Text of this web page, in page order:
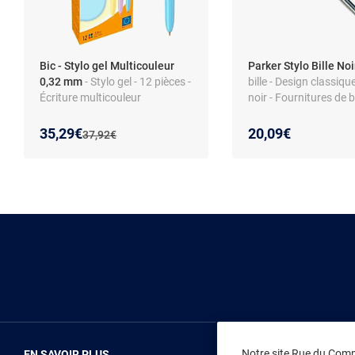
Bic - Stylo gel Multicouleur
0,32 mm- Stylo gel - 12 pièces -
Écriture multicouleur
Ancien prix :
37,92€
Nouveau prix :
35,29€
Réduction de :
Parker Stylo Bille
bille - Design
noir - Fournitures de
20,09€